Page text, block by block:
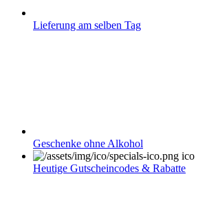
Lieferung am selben Tag
Geschenke ohne Alkohol
Heutige Gutscheincodes & Rabatte